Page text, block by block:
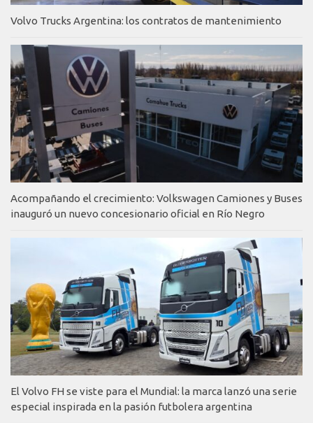
Volvo Trucks Argentina: los contratos de mantenimiento
Acompañando el crecimiento: Volkswagen Camiones y Buses
inauguró un nuevo concesionario oficial en Río Negro
El Volvo FH se viste para el Mundial: la marca lanzó una serie
especial inspirada en la pasión futbolera argentina